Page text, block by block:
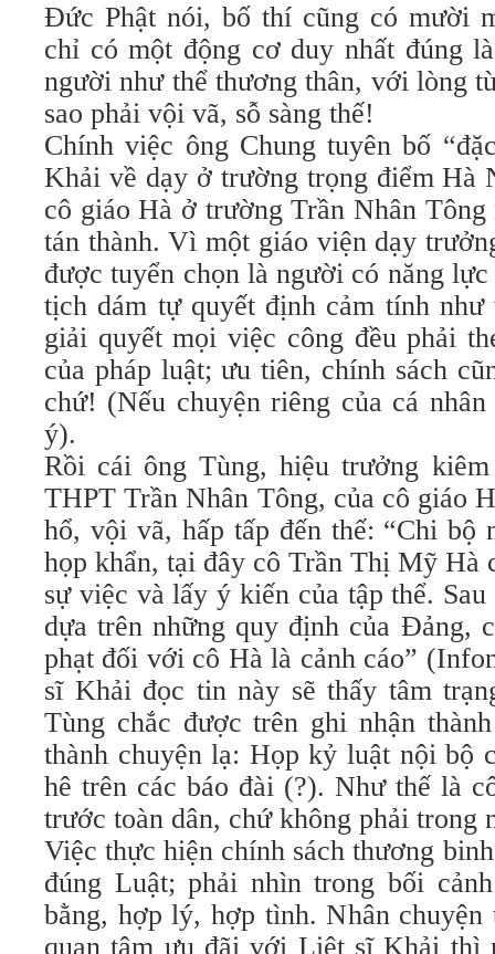
Đức Phật nói, bố thí cũng có mười
chỉ có một động cơ duy nhất đúng
người như thể thương thân, với lòng
sao phải vội vã, sỗ sàng thế!
Chính việc ông Chung tuyên bố
Khải về dạy ở trường trọng điểm Hà
cô giáo Hà ở trường Trần Nhân
tán thành. Vì một giáo viện dạy
được tuyển chọn là người có năng
tịch dám tự quyết định cảm tính
giải quyết mọi việc công đều phải
của pháp luật; ưu tiên, chính sách
chứ! (Nếu chuyện riêng của cá
ý).
Rồi cái ông Tùng, hiệu trưởng
THPT Trần Nhân Tông, của cô giáo
hổ, vội vã, hấp tấp đến thế: “Chi bộ
họp khẩn, tại đây cô Trần Thị Mỹ Hà
sự việc và lấy ý kiến của tập thể.
dựa trên những quy định của Đảng,
phạt đối với cô Hà là cảnh cáo”
sĩ Khải đọc tin này sẽ thấy tâm
Tùng chắc được trên ghi nhận
thành chuyện lạ: Họp kỷ luật nội bộ
hê trên các báo đài (?). Như thế là
trước toàn dân, chứ không phải trong
Việc thực hiện chính sách thương
đúng Luật; phải nhìn trong bối
bằng, hợp lý, hợp tình. Nhân chuyện
quan tâm ưu đãi với Liệt sĩ Khải